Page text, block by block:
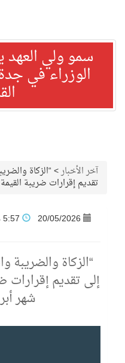
سمو ولي
الوزراء في
آخر الأخبار>“الزكاة
تقديم إقرارات ضريبة
20/05/2026
“الزكاة والضريبة
إلى تقديم إقرارات
شهر